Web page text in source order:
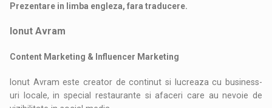
Prezentare in limba engleza, fara traducere.
Ionut Avram
Content Marketing & Influencer Marketing
Ionut Avram este creator de continut si lucreaza cu business-
uri locale, in special restaurante si afaceri care au nevoie de